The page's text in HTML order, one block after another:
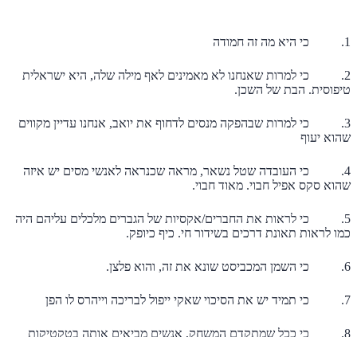
1. כי היא מה זה חמודה
2. כי למרות שאנחנו לא מאמינים לאף מילה שלה, היא ישראלית
טיפוסית. הבת של השכן.
3. כי למרות שבהפקה מנסים לדחוף את יואב, אנחנו עדיין מקווים
שהוא יעוף
4. כי העובדה שטל נשאר, מראה שכנראה לאנשי מסים יש איזה
שהוא סקס אפיל חבוי. מאוד חבוי.
5. כי לראות את החברים/אקסיות של הגברים מלכלים עליהם היה
כמו לראות תאונת דרכים בשידור חי. כיף כיופק.
6. כי השמן המכביסט שונא את זה, והוא פלצן.
7. כי תמיד יש את הסיכוי שאקי ייפול לבריכה וייהרס לו הפן
8. כי ככל שמתקדם המשחק, אנשים מביאים אותה בטקטיקות